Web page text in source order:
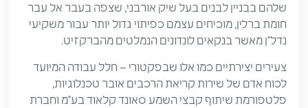
שלהם בבניין לבנים בעל שיק אורבני, שצפה בעבר אל עבר
חומת ברלין, מוכיחים עצמם כפיתוי גדול יותר עבור משקיעי
נדל"ן מאשר בנקאים לונדונים הנמלטים מהברקזיט.
צעירים יצירתיים כמו אלו שבפקטורי – חלל עבודה המיועד
לכוח אדם של שירות קריאת הרכבים אובר טכנלוגיות,
פלטפורמת שיתוף קבצי השמע סאונד קלאוד בע"מ וחברת